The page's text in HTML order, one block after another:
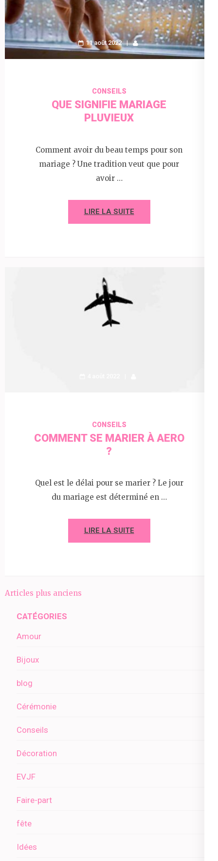
11 août 2022
CONSEILS
QUE SIGNIFIE MARIAGE
PLUVIEUX
Comment avoir du beau temps pour son
mariage ? Une tradition veut que pour
avoir …
LIRE LA SUITE
CONSEILS
COMMENT SE MARIER À AERO
?
Quel est le délai pour se marier ? Le jour
du mariage est déterminé en …
LIRE LA SUITE
Navigation
articles
Articles plus anciens
CATÉGORIES
Amour
Bijoux
blog
Cérémonie
Conseils
Décoration
EVJF
Faire-part
fête
Idées